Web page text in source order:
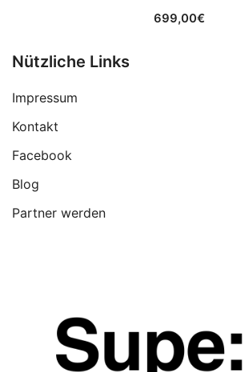
699,00€
Nützliche Links
Impressum
Kontakt
Facebook
Blog
Partner werden